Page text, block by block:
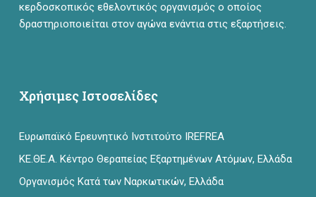
κερδοσκοπικός εθελοντικός οργανισμός ο οποίος
δραστηριοποιείται στον αγώνα ενάντια στις εξαρτήσεις.
Χρήσιμες Ιστοσελίδες
Ευρωπαϊκό Ερευνητικό Ινστιτούτο IREFREA
ΚΕ.ΘΕ.Α. Κέντρο Θεραπείας Εξαρτημένων Ατόμων, Ελλάδα
Οργανισμός Κατά των Ναρκωτικών, Ελλάδα